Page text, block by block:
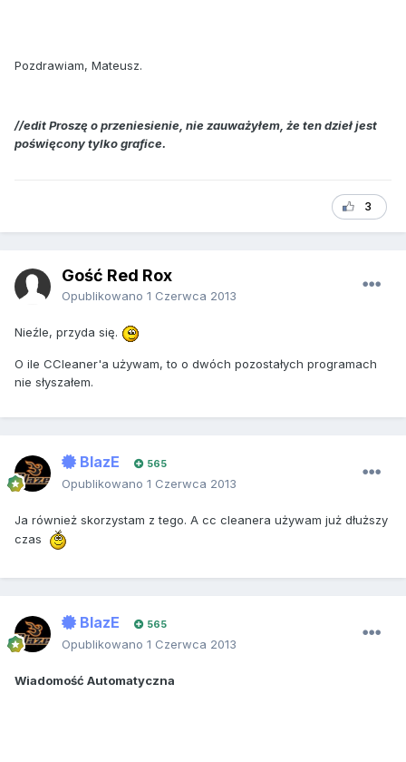
Pozdrawiam, Mateusz.
//edit Proszę o przeniesienie, nie zauważyłem, że ten dzieł jest
poświęcony tylko grafice.
3
Gość Red Rox
Opublikowano 1 Czerwca 2013
Nieźle, przyda się.
O ile CCleaner'a używam, to o dwóch pozostałych programach
nie słyszałem.
BlazE 565
Opublikowano 1 Czerwca 2013
Ja również skorzystam z tego. A cc cleanera używam już dłuższy
czas
BlazE 565
Opublikowano 1 Czerwca 2013
Wiadomość Automatyczna